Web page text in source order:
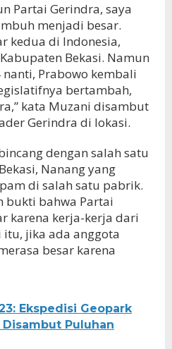
Partai Gerindra, saya
menjadi besar.
kedua di Indonesia,
Bekasi. Namun
Prabowo kembali
bertambah,
kata Muzani disambut
Gerindra di lokasi.
dengan salah satu
Nanang yang
di salah satu pabrik.
bukti bahwa Partai
karena kerja-kerja dari
jika ada anggota
besar karena
Ekspedisi Geopark
Disambut Puluhan